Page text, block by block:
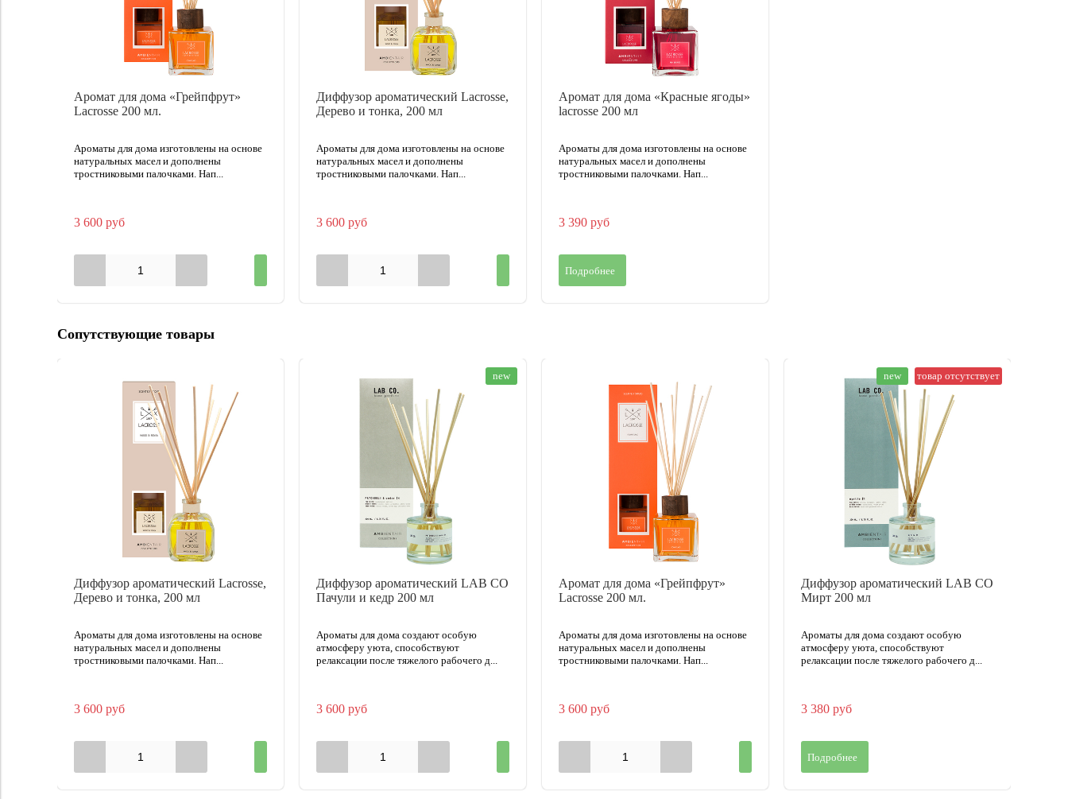
Аромат для дома «Грейпфрут»
Lacrosse 200 мл.
Ароматы для дома изготовлены на основе
натуральных масел и дополнены
тростниковыми палочками. Нап...
3 600 руб
Диффузор ароматический Lacrosse,
Дерево и тонка, 200 мл
Ароматы для дома изготовлены на основе
натуральных масел и дополнены
тростниковыми палочками. Нап...
3 600 руб
Аромат для дома «Красные ягоды»
lacrosse 200 мл
Ароматы для дома изготовлены на основе
натуральных масел и дополнены
тростниковыми палочками. Нап...
3 390 руб
Подробнее
Сопутствующие товары
Диффузор ароматический Lacrosse,
Дерево и тонка, 200 мл
Ароматы для дома изготовлены на основе
натуральных масел и дополнены
тростниковыми палочками. Нап...
3 600 руб
new
Диффузор ароматический LAB CO
Пачули и кедр 200 мл
Ароматы для дома создают особую
атмосферу уюта, способствуют
релаксации после тяжелого рабочего д...
3 600 руб
Аромат для дома «Грейпфрут»
Lacrosse 200 мл.
Ароматы для дома изготовлены на основе
натуральных масел и дополнены
тростниковыми палочками. Нап...
3 600 руб
new товар отсутствует
Диффузор ароматический LAB CO
Мирт 200 мл
Ароматы для дома создают особую
атмосферу уюта, способствуют
релаксации после тяжелого рабочего д...
3 380 руб
Подробнее